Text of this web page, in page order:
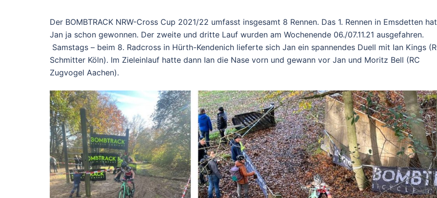
Der BOMBTRACK NRW-Cross Cup 2021/22 umfasst insgesamt 8 Rennen. Das 1. Rennen in Emsdetten hat
Jan ja schon gewonnen. Der zweite und dritte Lauf wurden am Wochenende 06./07.11.21 ausgefahren.
Samstags – beim 8. Radcross in Hürth-Kendenich lieferte sich Jan ein spannendes Duell mit Ian Kings
Schmitter Köln). Im Zieleinlauf hatte dann Ian die Nase vorn und gewann vor Jan und Moritz Bell (RC
Zugvogel Aachen).